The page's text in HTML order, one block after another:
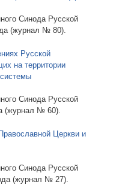
Синода Русской
(журнал № 80).
Русской
на территории
Синода Русской
(журнал № 60).
Церкви и
Синода Русской
(журнал № 27).